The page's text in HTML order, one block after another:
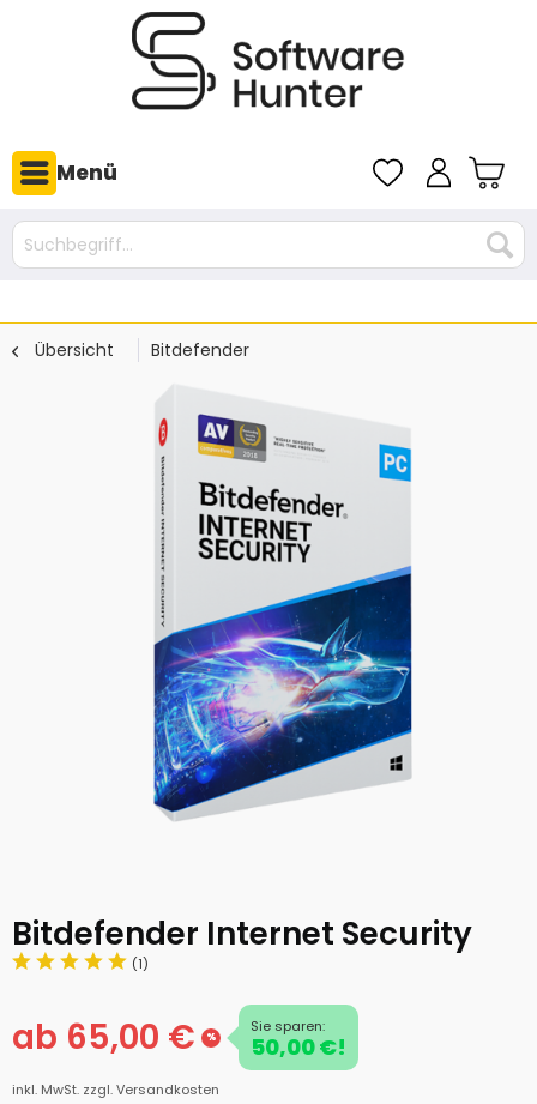
Menü
Übersicht Bitdefender
Bitdefender Internet Security
(1)
ab 65,00 € %
Sie sparen:
50,00 €!
inkl. MwSt. zzgl. Versandkosten